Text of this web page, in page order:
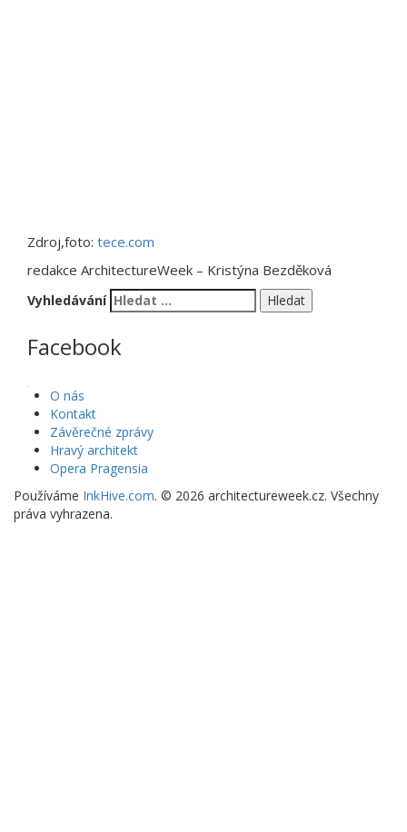
Zdroj,foto: tece.com
redakce ArchitectureWeek – Kristýna Bezděková
Vyhledávání
Facebook
O nás
Kontakt
Závěrečné zprávy
Hravý architekt
Opera Pragensia
Používáme InkHive.com. © 2026 architectureweek.cz. Všechny
práva vyhrazena.